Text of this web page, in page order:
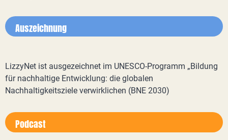
Auszeichnung
LizzyNet ist ausgezeichnet im UNESCO-Programm „Bildung
für nachhaltige Entwicklung: die globalen
Nachhaltigkeitsziele verwirklichen (BNE 2030)
Podcast